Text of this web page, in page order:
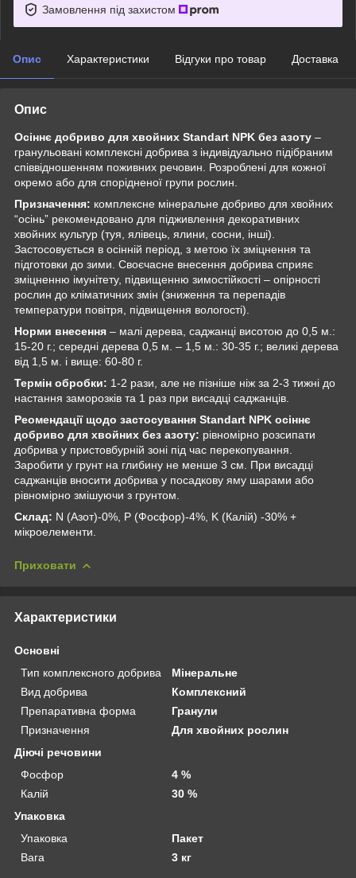
Замовлення під захистом
Опис Характеристики Відгуки про товар Доставка
Опис
Осіннє добриво для хвойних Standart NPK без азоту –
гранульовані комплексні добрива з індивідуально підібраним
співвідношенням поживних речовин. Розроблені для кожної
окремо або для спорідненої групи рослин.
Призначення: комплексне мінеральне добриво для хвойних
“осінь” рекомендовано для підживлення декоративних
хвойних культур (туя, ялівець, ялини, сосни, інші).
Застосовується в осінній період, з метою їх зміцнення та
підготовки до зими. Своєчасне внесення добрива сприяє
зміцненню імунітету, підвищенню зимостійкості – опірності
рослин до кліматичних змін (зниження та перепадів
температури повітря, підвищення вологості).
Норми внесення – малі дерева, саджанці висотою до 0,5 м.:
15-20 г.; середні дерева 0,5 м. – 1,5 м.: 30-35 г.; великі дерева
від 1,5 м. і вище: 60-80 г.
Термін обробки: 1-2 рази, але не пізніше ніж за 2-3 тижні до
настання заморозків та 1 раз при висадці саджанців.
Реомендації щодо застосування Standart NPK осіннє
добриво для хвойних без азоту: рівномірно розсипати
добрива у пристовбурній зоні під час перекопування.
Заробити у грунт на глибину не менше 3 см. При висадці
саджанців вносити добрива у посадкову яму шарами або
рівномірно змішуючи з грунтом.
Склад: N (Азот)-0%, P (Фосфор)-4%, K (Калій) -30% +
мікроелементи.
Приховати
Характеристики
Основні
Тип комплексного добрива
Мінеральне
Вид добрива
Комплексний
Препаративна форма
Гранули
Призначення
Для хвойних рослин
Діючі речовини
Фосфор
4 %
Калій
30 %
Упаковка
Упаковка
Пакет
Вага
3 кг